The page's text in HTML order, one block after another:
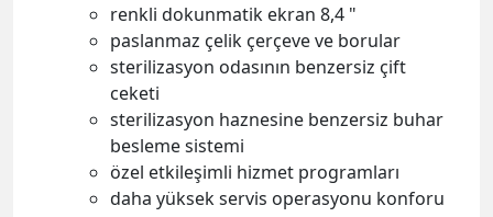
renkli dokunmatik ekran 8,4 "
paslanmaz çelik çerçeve ve borular
sterilizasyon odasının benzersiz çift
ceketi
sterilizasyon haznesine benzersiz buhar
besleme sistemi
özel etkileşimli hizmet programları
daha yüksek servis operasyonu konforu